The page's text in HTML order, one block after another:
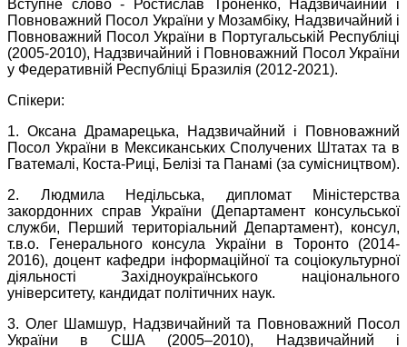
Вступне слово -
Ростислав Троненко, Надзвичайний і
Повноважний Посол України у Мозамбіку, Надзвичайний і
Повноважний Посол України в Португальській Республіці
(2005-2010), Надзвичайний і Повноважний Посол України
у Федеративній Республіці Бразилія (2012-2021).
Спікери:
1. Оксана Драмарецька, Надзвичайний і Повноважний
Посол України в Мексиканських Сполучених Штатах та в
Гватемалі, Коста-Риці, Белізі та Панамі (за сумісництвом).
2. Людмила Недільська, дипломат Міністерства
закордонних справ України (Департамент консульської
служби, Перший територіальний Департамент), консул,
т.в.о. Генерального консула України в Торонто (2014-
2016), доцент кафедри інформаційної та соціокультурної
діяльності Західноукраїнського національного
університету, кандидат політичних наук.
3. Олег Шамшур, Надзвичайний та Повноважний Посол
України в США (2005–2010), Надзвичайний і